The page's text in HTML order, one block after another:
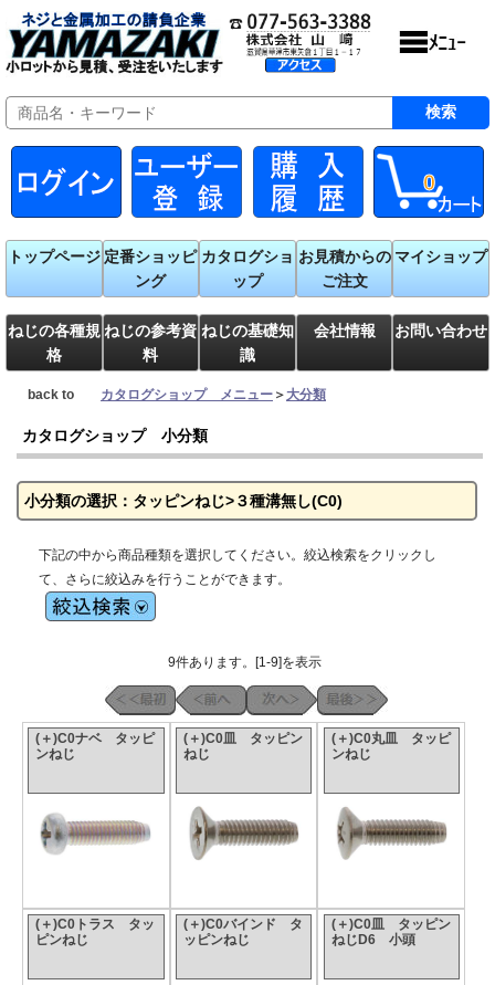
0
トップページ 定番ショッピ
ング
カタログショ
ップ
お見積からの
ご注文
マイショップ
ねじの各種規
格
ねじの参考資
料
ねじの基礎知
識
会社情報 お問い合わせ
back to カタログショップ メニュー ＞大分類
カタログショップ 小分類
小分類の選択：タッピンねじ>３種溝無し(C0)
下記の中から商品種類を選択してください。絞込検索をクリックし
て、さらに絞込みを行うことができます。
9件あります。[1-9]を表示
(＋)C0ナベ タッピ
ンねじ
(＋)C0皿 タッピン
ねじ
(＋)C0丸皿 タッピ
ンねじ
(＋)C0トラス タッ
ピンねじ
(＋)C0バインド タ
ッピンねじ
(＋)C0皿 タッピン
ねじD6 小頭